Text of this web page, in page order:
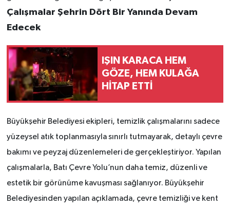
Çalışmalar Şehrin Dört Bir Yanında Devam
Edecek
IŞIN KARACA HEM
GÖZE, HEM KULAĞA
HİTAP ETTİ
Büyükşehir Belediyesi ekipleri, temizlik çalışmalarını sadece
yüzeysel atık toplanmasıyla sınırlı tutmayarak, detaylı çevre
bakımı ve peyzaj düzenlemeleri de gerçekleştiriyor. Yapılan
çalışmalarla, Batı Çevre Yolu’nun daha temiz, düzenli ve
estetik bir görünüme kavuşması sağlanıyor. Büyükşehir
Belediyesinden yapılan açıklamada, çevre temizliği ve kent